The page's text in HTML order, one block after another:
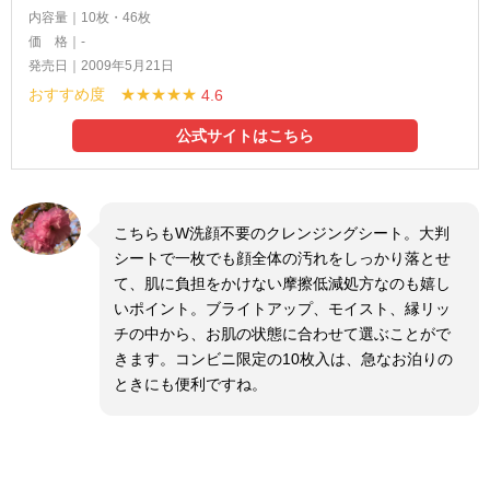
内容量｜10枚・46枚
価 格｜-
発売日｜2009年5月21日
おすすめ度 ★★★★★ 4.6
公式サイトはこちら
こちらもW洗顔不要のクレンジングシート。大判
シートで一枚でも顔全体の汚れをしっかり落とせ
て、肌に負担をかけない摩擦低減処方なのも嬉し
いポイント。ブライトアップ、モイスト、縁リッ
チの中から、お肌の状態に合わせて選ぶことがで
きます。コンビニ限定の10枚入は、急なお泊りの
ときにも便利ですね。